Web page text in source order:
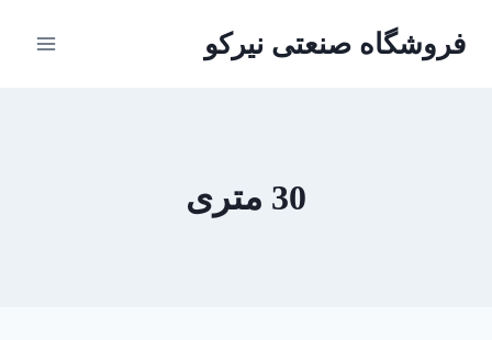
فروشگاه صنعتی نیرکو
30 متری